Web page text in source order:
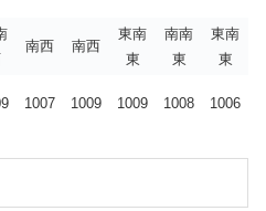
南西 南西
東南
東
南南
東
東南
東
1007 1009 1009 1008 1006